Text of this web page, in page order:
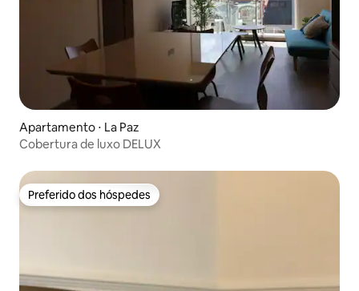
Apartamento ⋅ La Paz
Cobertura de luxo DELUX
Preferido dos hóspedes
Preferido dos hóspedes